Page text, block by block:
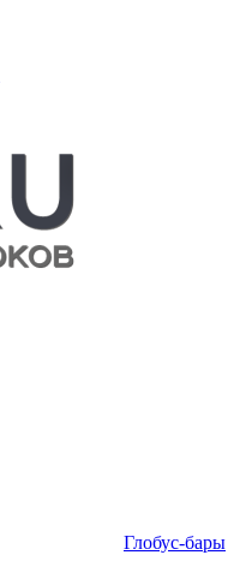
Глобус-бары